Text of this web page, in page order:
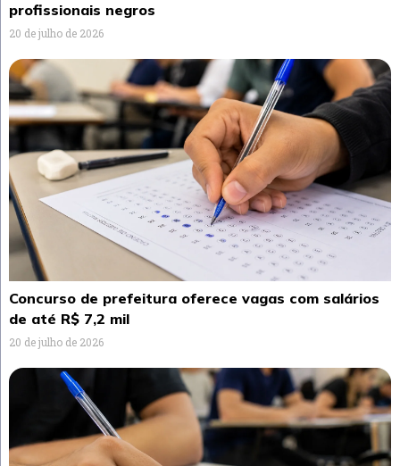
profissionais negros
20 de julho de 2026
Concurso de prefeitura oferece vagas com salários
de até R$ 7,2 mil
20 de julho de 2026